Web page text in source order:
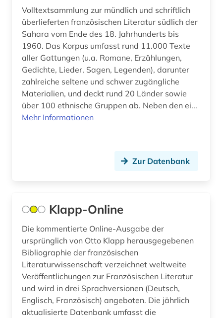
italianistik (24)
italienisch (3)
jiddisch (1)
kanada (2)
karibik (1)
karte (1)
korpus (1)
korpus (5)
korpus <linguistik> (1)
kultur (3)
kulturgeschichte (1)
kulturwissenschaften (29)
Volltextsammlung zur mündlich und schriftlich
überlieferten französischen Literatur südlich der
Sahara vom Ende des 18. Jahrhunderts bis
1960. Das Korpus umfasst rund 11.000 Texte
aller Gattungen (u.a. Romane, Erzählungen,
Gedichte, Lieder, Sagen, Legenden), darunter
zahlreiche seltene und schwer zugängliche
Materialien, und deckt rund 20 Länder sowie
über 100 ethnische Gruppen ab. Neben den ei...
Mehr Informationen
Zur Datenbank
Klapp-Online
Die kommentierte Online-Ausgabe der
ursprünglich von Otto Klapp herausgegebenen
Bibliographie der französischen
Literaturwissenschaft verzeichnet weltweite
Veröffentlichungen zur Französischen Literatur
und wird in drei Sprachversionen (Deutsch,
Englisch, Französisch) angeboten. Die jährlich
aktualisierte Datenbank umfasst die